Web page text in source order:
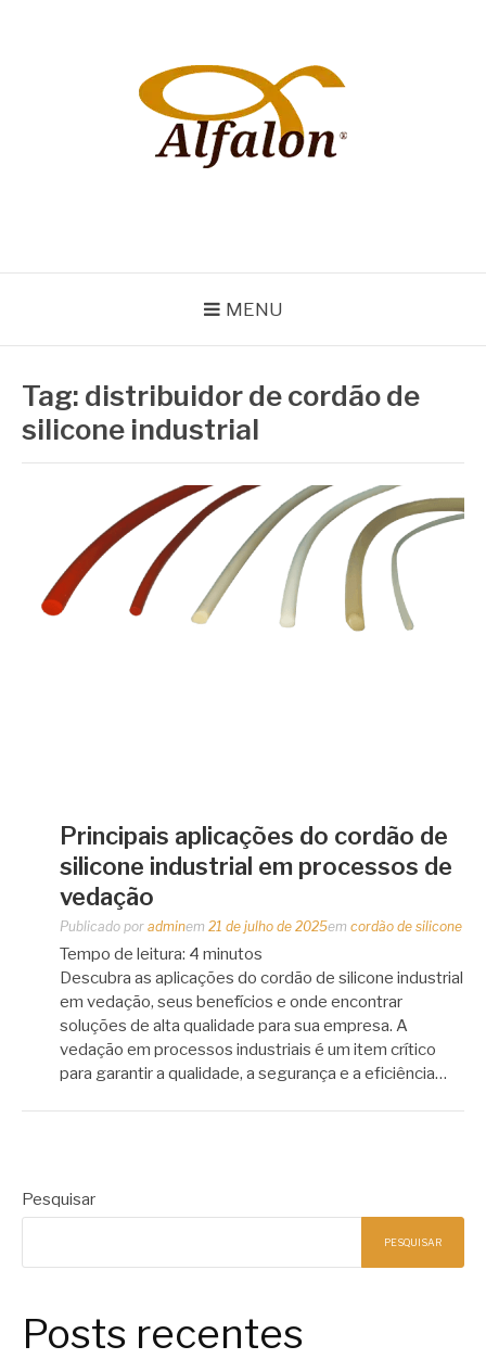
MENU
Tag: distribuidor de cordão de
silicone industrial
Principais aplicações do cordão de
silicone industrial em processos de
vedação
Publicado por adminem 21 de julho de 2025em cordão de silicone
Tempo de leitura: 4 minutos
Descubra as aplicações do cordão de silicone industrial
em vedação, seus benefícios e onde encontrar
soluções de alta qualidade para sua empresa. A
vedação em processos industriais é um item crítico
para garantir a qualidade, a segurança e a eficiência…
Pesquisar
PESQUISAR
Posts recentes